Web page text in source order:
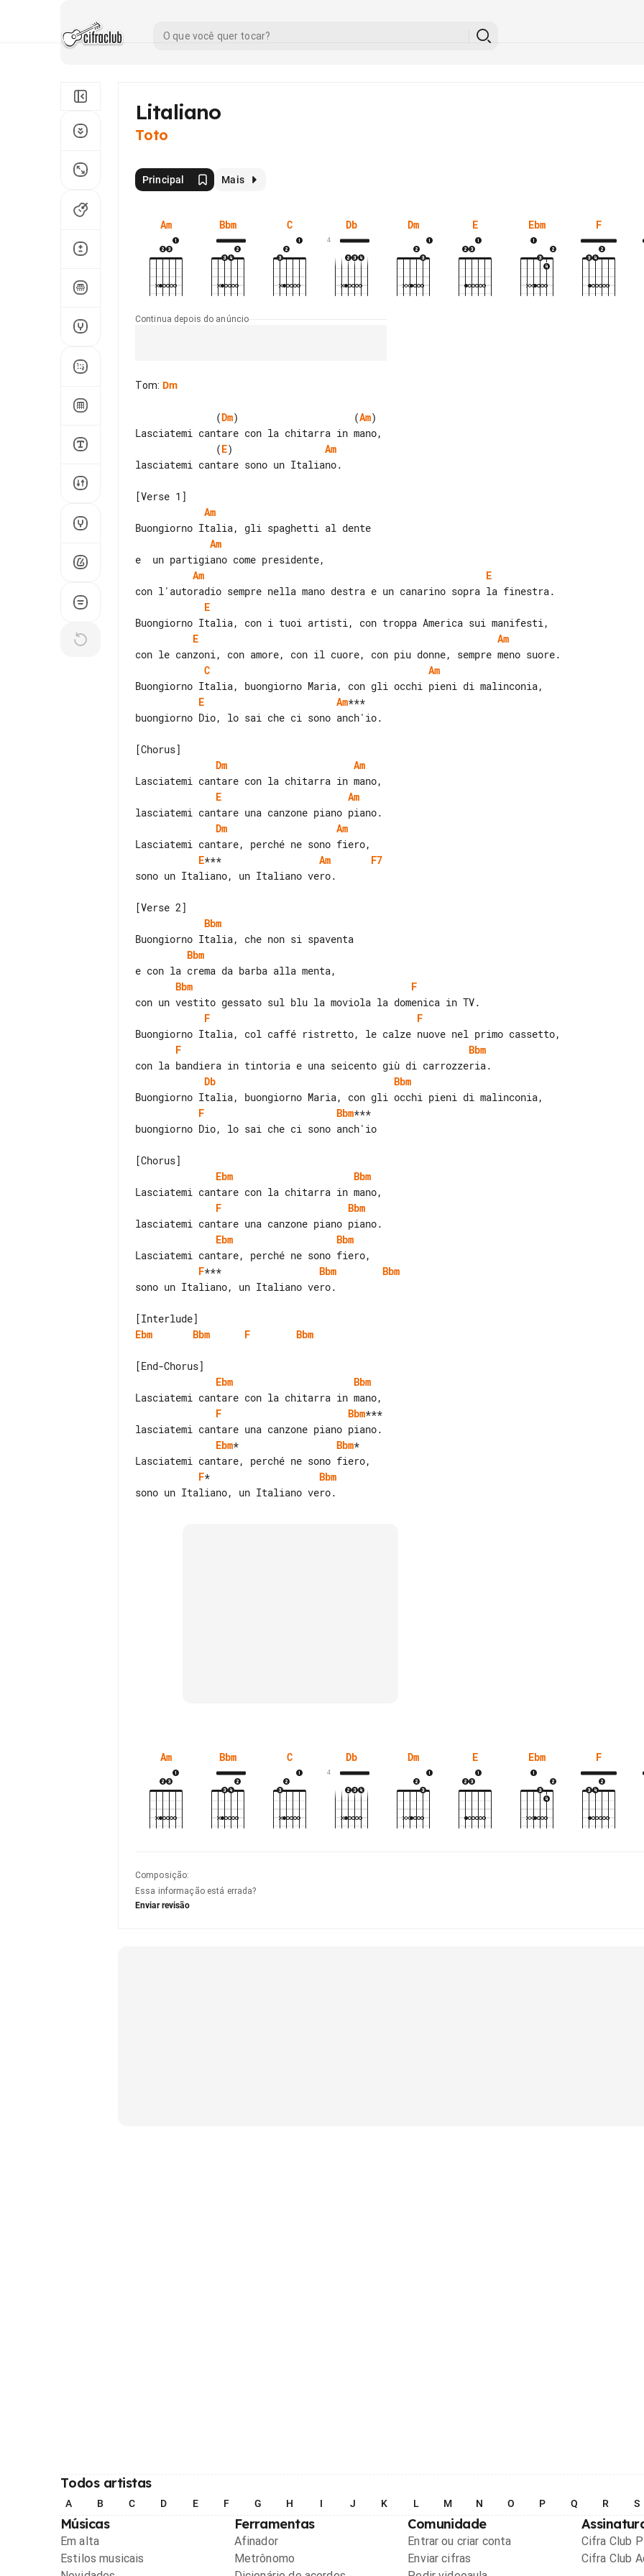
Litaliano
Toto
Principal Mais
Am Bbm C Db
4
Dm E Ebm F
Continua depois do anúncio
Tom: Dm
              (
Dm)                    (Am)
              (
E) Am
lasciatemi cantare sono un Italiano.
Am
Am
Am
E
E
E
Am
C
Am
E
Am***
buongiorno Dio, lo sai che ci sono anch'io.
Dm
Am
E
Am
Dm
Am
E*** Am
F7
sono un Italiano, un Italiano vero.
Bbm
Bbm
Bbm
F
F
F
F
Bbm
Db
Bbm
F
Bbm***
buongiorno Dio, lo sai che ci sono anch'io
Ebm
Bbm
F
Bbm
Ebm
Bbm
F*** Bbm
Bbm
sono un Italiano, un Italiano vero.
Ebm
Bbm F Bbm
Ebm
Bbm
F
Bbm***
Ebm* Bbm*
F* Bbm
Am Bbm C Db
4
Dm E Ebm F
Composição:
Essa informação está errada?
Enviar revisão
Todos artistas
A B C D E F G H I J K L M N O P Q R S
Músicas
Em alta
Estilos musicais
Ferramentas
Afinador
Metrônomo
Comunidade
Entrar ou criar conta
Enviar cifras
Cifra Club
Cifra Club